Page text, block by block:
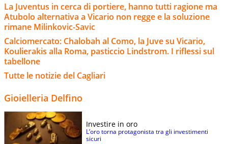
La Juventus in cerca di portiere, hanno tutti ragione ma
Atubolo alternativa a Vicario non regge e la soluzione
rimane Milinkovic-Savic
Calciomercato: Chalobah al Como, la Juve su Vicario,
Koulierakis alla Roma, pasticcio Lindstrom. I riflessi sul
tabellone
Tutte le notizie del Cagliari
Gioielleria Delfino
Investire in oro
L’oro torna protagonista tra gli investimenti
sicuri